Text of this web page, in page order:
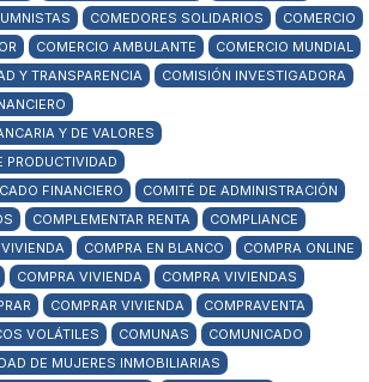
COMEDORES SOLIDARIOS
COMERCIO
COMERCIO AMBULANTE
COMERCIO MUNDIAL
Y TRANSPARENCIA
COMISIÓN INVESTIGADORA
Y DE VALORES
PRODUCTIVIDAD
FINANCIERO
COMITÉ DE ADMINISTRACIÓN
COMPLEMENTAR RENTA
COMPLIANCE
COMPRA EN BLANCO
COMPRA ONLINE
COMPRA VIVIENDA
COMPRA VIVIENDAS
COMPRAR VIVIENDA
COMPRAVENTA
VOLÁTILES
COMUNAS
COMUNICADO
DE MUJERES INMOBILIARIAS